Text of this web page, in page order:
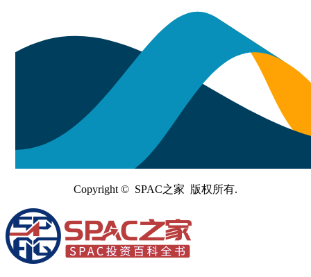
Copyright © SPAC之家 版权所有.